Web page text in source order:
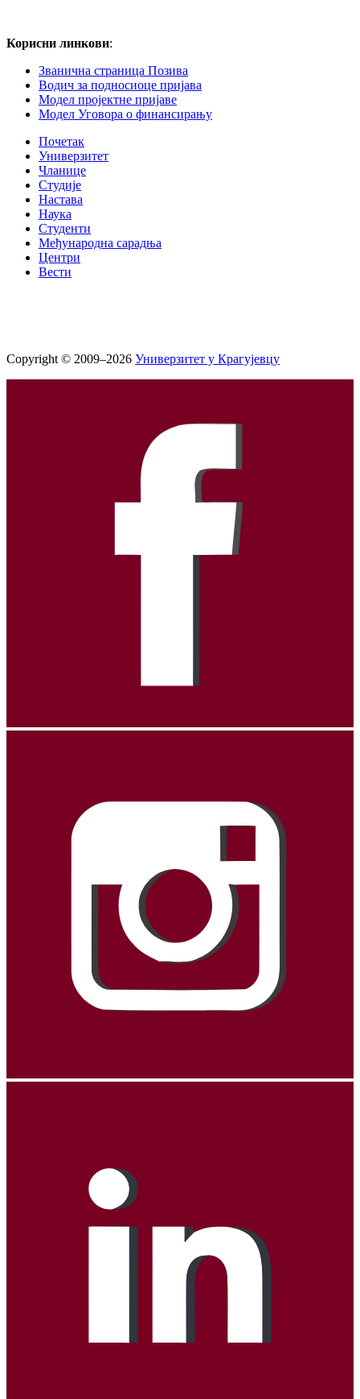
Корисни линкови:
Званична страница Позива
Водич за подносиоце пријава
Модел пројектне пријаве
Модел Уговора о финансирању
Почетак
Универзитет
Чланице
Студије
Настава
Наука
Студенти
Међународна сарадња
Центри
Вести
Copyright © 2009–2026 Универзитет у Крагујевцу